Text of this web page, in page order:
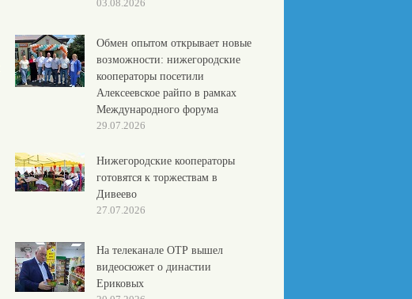
03.08.2026
Обмен опытом открывает новые
возможности: нижегородские
кооператоры посетили
Алексеевское райпо в рамках
Международного форума
29.07.2026
Нижегородские кооператоры
готовятся к торжествам в
Дивеево
27.07.2026
На телеканале ОТР вышел
видеосюжет о династии
Ериковых